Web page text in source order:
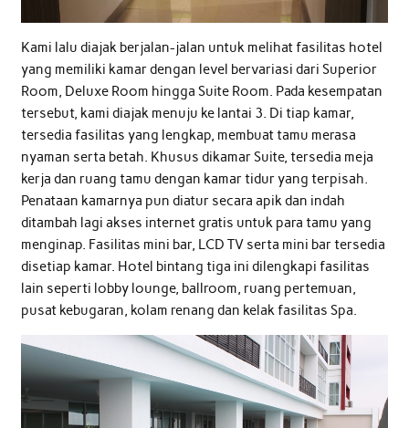
Kami lalu diajak berjalan-jalan untuk melihat fasilitas hotel
yang memiliki kamar dengan level bervariasi dari Superior
Room, Deluxe Room hingga Suite Room. Pada kesempatan
tersebut, kami diajak menuju ke lantai 3. Di tiap kamar,
tersedia fasilitas yang lengkap, membuat tamu merasa
nyaman serta betah. Khusus dikamar Suite, tersedia meja
kerja dan ruang tamu dengan kamar tidur yang terpisah.
Penataan kamarnya pun diatur secara apik dan indah
ditambah lagi akses internet gratis untuk para tamu yang
menginap. Fasilitas mini bar, LCD TV serta mini bar tersedia
disetiap kamar. Hotel bintang tiga ini dilengkapi fasilitas
lain seperti lobby lounge, ballroom, ruang pertemuan,
pusat kebugaran, kolam renang dan kelak fasilitas Spa.